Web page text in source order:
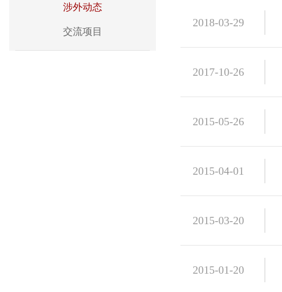
涉外动态
交流项目
2018-03-29
2017-10-26
2015-05-26
2015-04-01
2015-03-20
2015-01-20